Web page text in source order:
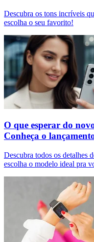
Descubra os tons incríveis
escolha o seu favorito!
O que esperar do
Conheça o
Descubra todos os detalhes
escolha o modelo ideal pra